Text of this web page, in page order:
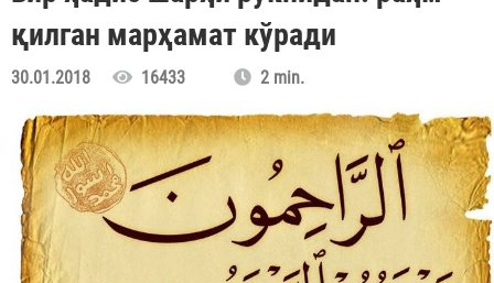
қилган марҳамат кўради
30.01.2018 16433 2 min.